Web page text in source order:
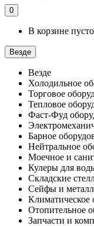
0
В корзине
Везде
Везде
Холодильное
Торговое
Тепловое
Фаст-Фуд
Барное
Нейтральное
Моечное и
Кулеры для
Складские
Сейфы и
Климатическое
Отопительное
Запчасти и